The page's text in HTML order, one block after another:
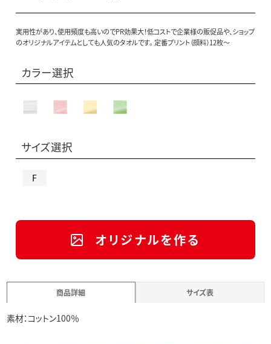
実用性があり、使用頻度も高いのでPR効果大！低コストで企業様の販促品や、ショップ
のオリジナルアイテムとしても人気のタオルです。 定番プリント（顔料）12枚～
カラー選択
サイズ選択
F
オリジナルを作る
商品詳細 サイズ表
素材：コットン100％